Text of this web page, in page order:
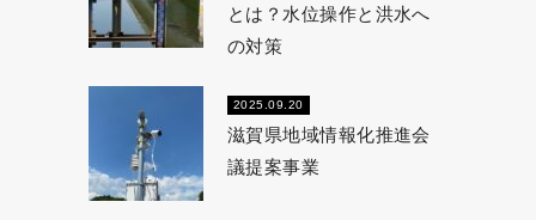
とは？水位操作と洪水へ
の対策
2025.09.20
滋賀県地域情報化推進会
議提案事業